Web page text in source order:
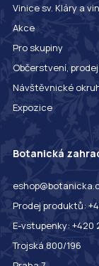
Vinice sv. Kláry a
Akce
Pro skupiny
Občerstvení,
Návštěvnické
Expozice
Botanická
Prodej produktů:
E-vstupenky: +420
Trojská 800/196